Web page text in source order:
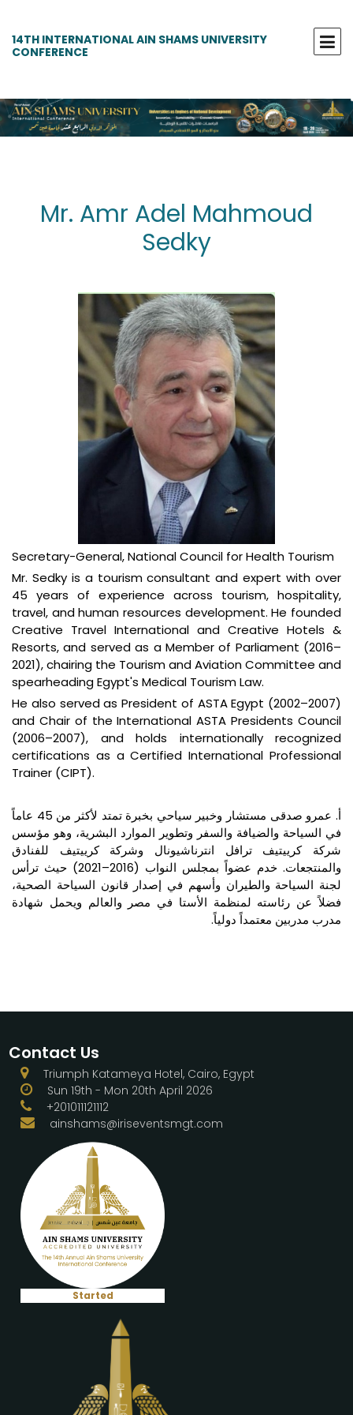
14TH INTERNATIONAL AIN SHAMS UNIVERSITY
CONFERENCE
Mr. Amr Adel Mahmoud
Sedky
Secretary-General, National Council for Health Tourism
Mr. Sedky is a tourism consultant and expert with over
45 years of experience across tourism, hospitality,
travel, and human resources development. He founded
Creative Travel International and Creative Hotels &
Resorts, and served as a Member of Parliament (2016–
2021), chairing the Tourism and Aviation Committee and
spearheading Egypt's Medical Tourism Law.
He also served as President of ASTA Egypt (2002–2007)
and Chair of the International ASTA Presidents Council
(2006–2007), and holds internationally recognized
certifications as a Certified International Professional
Trainer (CIPT).
أ. عمرو صدقى مستشار وخبير سياحي بخبرة تمتد لأكثر من 45 عاماً
في السياحة والضيافة والسفر وتطوير الموارد البشرية، وهو مؤسس
شركة كرييتيف ترافل انترناشيونال وشركة كرييتيف للفنادق
والمنتجعات. خدم عضواً بمجلس النواب (2016–2021) حيث ترأس
لجنة السياحة والطيران وأسهم في إصدار قانون السياحة الصحية،
فضلاً عن رئاسته لمنظمة الأستا في مصر والعالم ويحمل شهادة
مدرب مدربين معتمداً دولياً.
Contact Us
Triumph Katameya Hotel, Cairo, Egypt
Sun 19th - Mon 20th April 2026
+201011121112
ainshams@iriseventsmgt.com
Started